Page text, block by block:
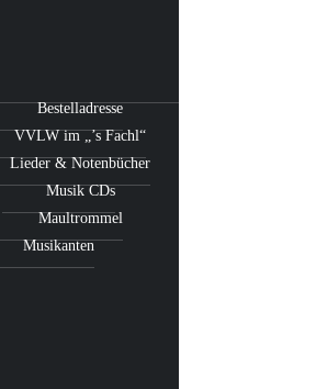
Bestelladresse
VVLW im „’s Fachl“
Lieder & Notenbücher
Musik CDs
Maultrommel
Musikanten